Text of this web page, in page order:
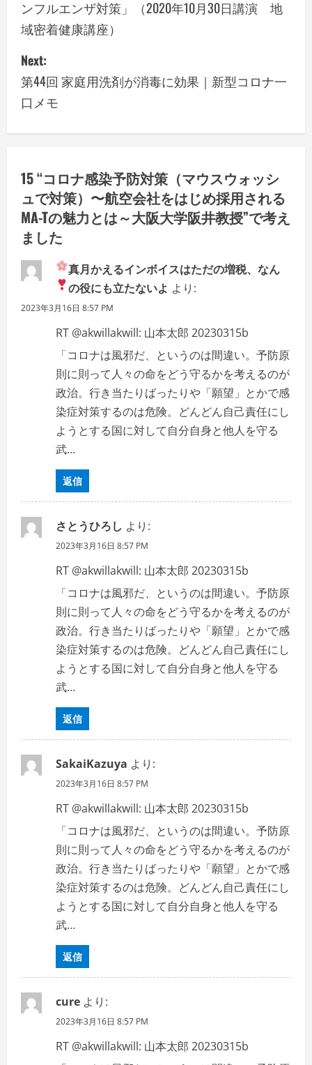
s
t
n
a
v
i
g
a
t
i
o
ンフルエンザ対策」（2020年10月30日講演 地
域密着健康講座）
Next:
第44回 家庭用洗剤が消毒に効果｜新型コロナ一
口メモ
15 “コロナ感染予防対策（マウスウォッシ
ュで対策）〜航空会社をはじめ採用される
MA-Tの魅力とは～大阪大学阪井教授”で考え
ました
真月かえるインボイスはただの増税、なん
の役にも立たないよ より:
2023年3月16日 8:57 PM
RT @akwillakwill: 山本太郎 20230315b
「コロナは風邪だ、というのは間違い。予防原
則に則って人々の命をどう守るかを考えるのが
政治。行き当たりばったりや「願望」とかで感
染症対策するのは危険。どんどん自己責任にし
ようとする国に対して自分自身と他人を守る
武…
返信
さとうひろし より:
2023年3月16日 8:57 PM
RT @akwillakwill: 山本太郎 20230315b
「コロナは風邪だ、というのは間違い。予防原
則に則って人々の命をどう守るかを考えるのが
政治。行き当たりばったりや「願望」とかで感
染症対策するのは危険。どんどん自己責任にし
ようとする国に対して自分自身と他人を守る
武…
返信
SakaiKazuya より:
2023年3月16日 8:57 PM
RT @akwillakwill: 山本太郎 20230315b
「コロナは風邪だ、というのは間違い。予防原
則に則って人々の命をどう守るかを考えるのが
政治。行き当たりばったりや「願望」とかで感
染症対策するのは危険。どんどん自己責任にし
ようとする国に対して自分自身と他人を守る
武…
返信
cure より:
2023年3月16日 8:57 PM
RT @akwillakwill: 山本太郎 20230315b